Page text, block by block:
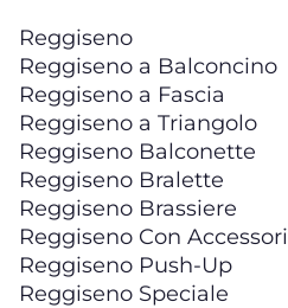
Reggiseno
Reggiseno a Balconcino
Reggiseno a Fascia
Reggiseno a Triangolo
Reggiseno Balconette
Reggiseno Bralette
Reggiseno Brassiere
Reggiseno Con Accessori
Reggiseno Push-Up
Reggiseno Speciale